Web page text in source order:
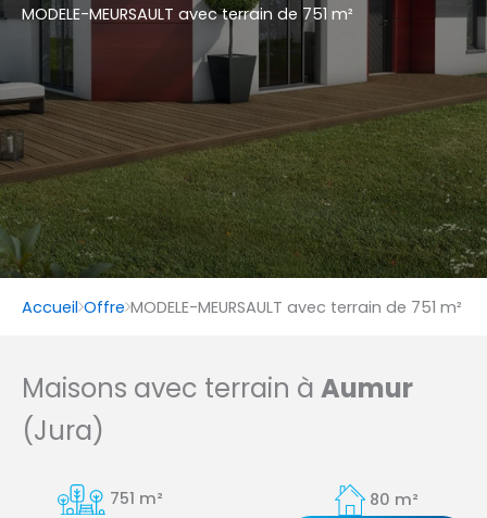
MODELE-MEURSAULT avec terrain de 751 m²
Accueil Offre MODELE-MEURSAULT avec terrain de 751 m²
Maisons avec terrain à Aumur
(Jura)
751 m²
80 m²